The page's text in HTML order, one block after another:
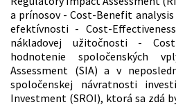
a prínosov - Cost-Benefit analysis
efektívnosti - Cost-
nákladovej užitočnosti -
hodnotenie spoločenských
Assessment (SIA) a v
spoločenskej návratnosti
Investment (SROI), ktorá sa zdá